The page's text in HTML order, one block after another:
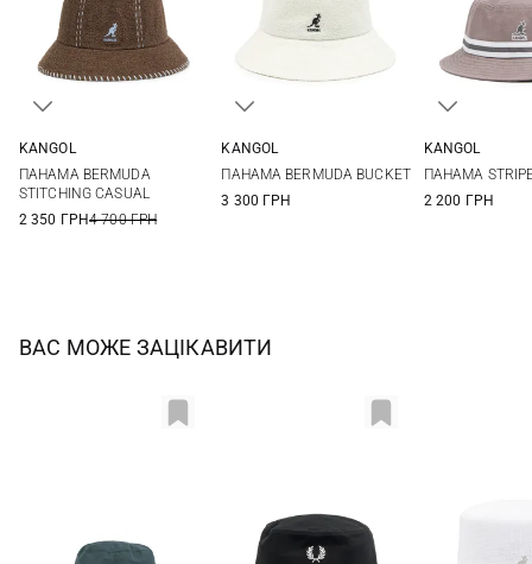
KANGOL
ПАНАМА BERMUDA
STITCHING CASUAL
2 350 ГРН4 700 ГРН
KANGOL
ПАНАМА BERMUDA BUCKET
3 300 ГРН
KANGOL
ПАНАМА
2 200 ГРН
ВАС МОЖЕ ЗАЦІКАВИТИ